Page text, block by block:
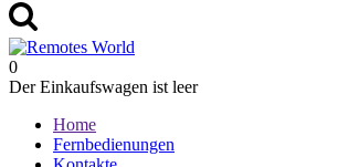
0
Der Einkaufswagen ist leer
Home
Fernbedienungen